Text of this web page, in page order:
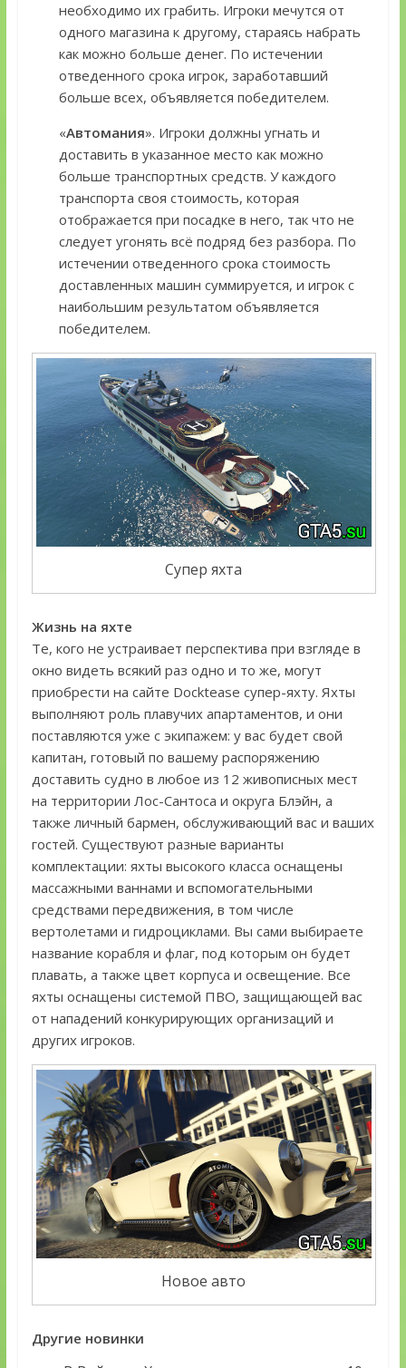
необходимо их грабить. Игроки мечутся от
одного магазина к другому, стараясь набрать
как можно больше денег. По истечении
отведенного срока игрок, заработавший
больше всех, объявляется победителем.
«Автомания». Игроки должны угнать и
доставить в указанное место как можно
больше транспортных средств. У каждого
транспорта своя стоимость, которая
отображается при посадке в него, так что не
следует угонять всё подряд без разбора. По
истечении отведенного срока стоимость
доставленных машин суммируется, и игрок с
наибольшим результатом объявляется
победителем.
Супер яхта
Жизнь на яхте
Те, кого не устраивает перспектива при взгляде в
окно видеть всякий раз одно и то же, могут
приобрести на сайте Docktease супер-яхту. Яхты
выполняют роль плавучих апартаментов, и они
поставляются уже с экипажем: у вас будет свой
капитан, готовый по вашему распоряжению
доставить судно в любое из 12 живописных мест
на территории Лос-Сантоса и округа Блэйн, а
также личный бармен, обслуживающий вас и ваших
гостей. Существуют разные варианты
комплектации: яхты высокого класса оснащены
массажными ваннами и вспомогательными
средствами передвижения, в том числе
вертолетами и гидроциклами. Вы сами выбираете
название корабля и флаг, под которым он будет
плавать, а также цвет корпуса и освещение. Все
яхты оснащены системой ПВО, защищающей вас
от нападений конкурирующих организаций и
других игроков.
Новое авто
Другие новинки